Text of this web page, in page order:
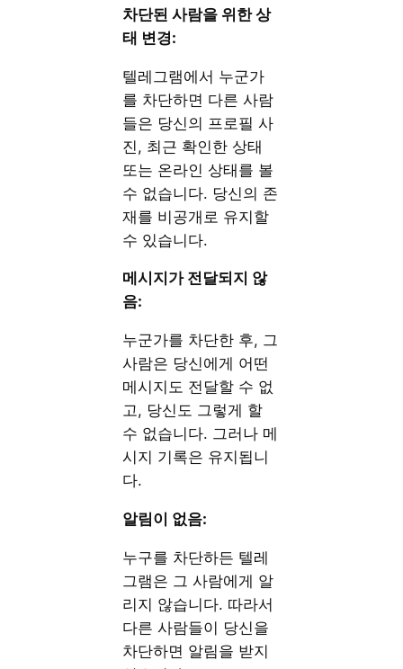
차단된 사람을 위한 상
태 변경:
텔레그램에서 누군가
를 차단하면 다른 사람
들은 당신의 프로필 사
진, 최근 확인한 상태
또는 온라인 상태를 볼
수 없습니다. 당신의 존
재를 비공개로 유지할
수 있습니다.
메시지가 전달되지 않
음:
누군가를 차단한 후, 그
사람은 당신에게 어떤
메시지도 전달할 수 없
고, 당신도 그렇게 할
수 없습니다. 그러나 메
시지 기록은 유지됩니
다.
알림이 없음:
누구를 차단하든 텔레
그램은 그 사람에게 알
리지 않습니다. 따라서
다른 사람들이 당신을
차단하면 알림을 받지